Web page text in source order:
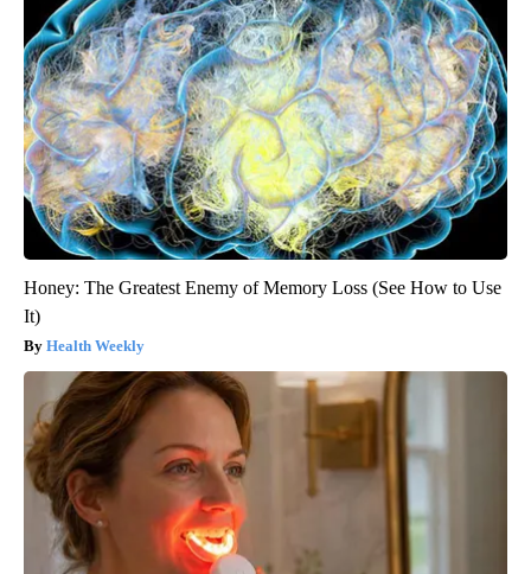
Honey: The Greatest Enemy of Memory Loss (See How to Use
It)
Health Weekly